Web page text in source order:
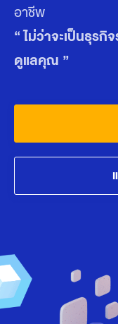
อาชีพ
“ ไม่ว่าจะเป็นธุร
ดูแลคุณ ”